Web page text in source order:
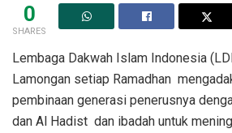
0
SHARES
Lembaga Dakwah Islam Indonesia
Lamongan setiap Ramadhan
pembinaan generasi penerusnya
dan Al Hadist dan ibadah untuk